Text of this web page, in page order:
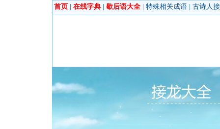
首页 在线字典 歇后语大全 特殊相关成语 古诗人